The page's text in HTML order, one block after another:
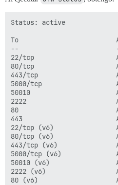
Status: active
To
--
22/tcp
80/tcp
443/tcp
5000/tcp
50010
2222
80
443
22/tcp (v6)
80/tcp (v6)
443/tcp (v6)
5000/tcp (v6)
50010 (v6)
2222 (v6)
80 (v6)